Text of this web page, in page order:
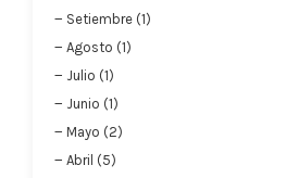
Setiembre (1)
Agosto (1)
Julio (1)
Junio (1)
Mayo (2)
Abril (5)